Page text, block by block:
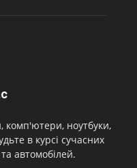
комп'ютери, ноутбуки,
в курсі сучасних
автомобілей.